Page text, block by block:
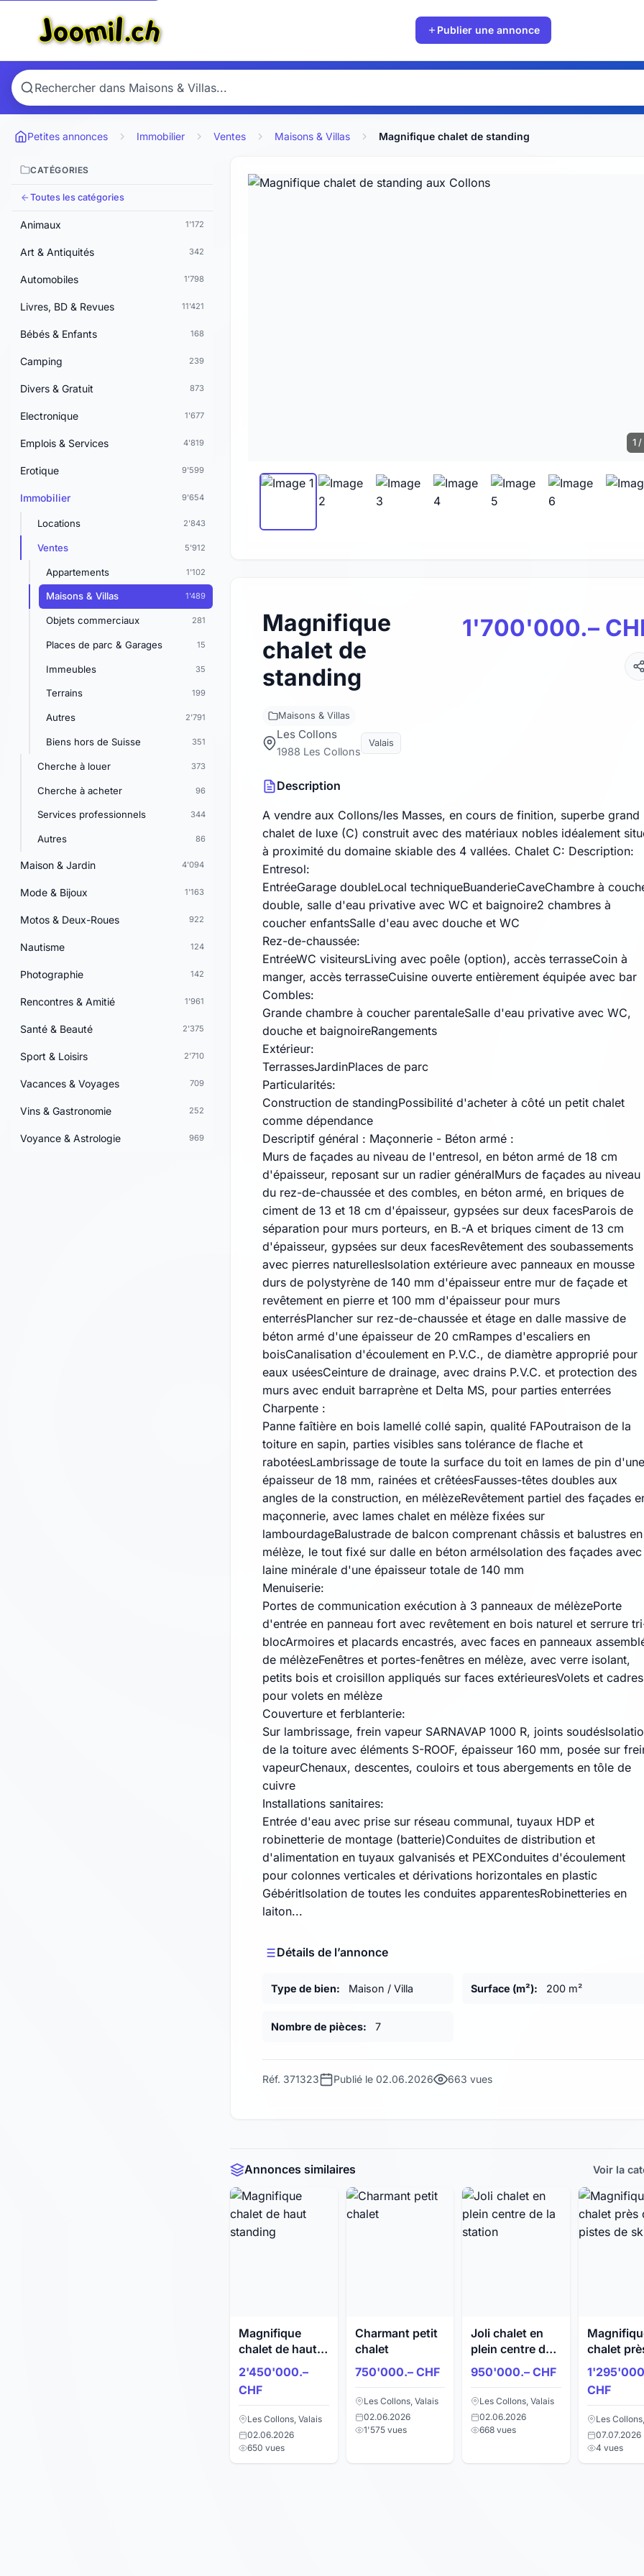
Publier une annonce
Petites annonces Immobilier Ventes Maisons & Villas Magnifique chalet de standing
CATÉGORIES
Toutes les catégories
Animaux 1'172
Art & Antiquités 342
Automobiles 1'798
Livres, BD & Revues 11'421
Bébés & Enfants 168
Camping 239
Divers & Gratuit 873
Electronique 1'677
Emplois & Services 4'819
Erotique 9'599
Immobilier 9'654
Locations 2'843
Ventes 5'912
Appartements 1'102
Maisons & Villas 1'489
Objets commerciaux 281
Places de parc & Garages 15
Immeubles 35
Terrains 199
Autres 2'791
Biens hors de Suisse 351
Cherche à louer 373
Cherche à acheter 96
Services professionnels 344
Autres 86
Maison & Jardin 4'094
Mode & Bijoux 1'163
Motos & Deux-Roues 922
Nautisme 124
Photographie 142
Rencontres & Amitié 1'961
Santé & Beauté 2'375
Sport & Loisirs 2'710
Vacances & Voyages 709
Vins & Gastronomie 252
Voyance & Astrologie 969
1 /
Magnifique
chalet de
standing
1'700'000.–
Maisons & Villas
Les Collons
1988 Les Collons
Valais
Description
A vendre aux Collons/les Masses, en cours de finition, superbe grand
chalet de luxe (C) construit avec des matériaux nobles idéalement
à proximité du domaine skiable des 4 vallées. Chalet C: Description:
Entresol:
EntréeGarage doubleLocal techniqueBuanderieCaveChambre à
double, salle d'eau privative avec WC et baignoire2 chambres à
coucher enfantsSalle d'eau avec douche et WC
Rez-de-chaussée:
EntréeWC visiteursLiving avec poêle (option), accès terrasseCoin à
manger, accès terrasseCuisine ouverte entièrement équipée avec bar
Combles:
Grande chambre à coucher parentaleSalle d'eau privative avec WC,
douche et baignoireRangements
Extérieur:
TerrassesJardinPlaces de parc
Particularités:
Construction de standingPossibilité d'acheter à côté un petit chalet
comme dépendance
Descriptif général : Maçonnerie - Béton armé :
Murs de façades au niveau de l'entresol, en béton armé de 18 cm
d'épaisseur, reposant sur un radier généralMurs de façades au niveau
du rez-de-chaussée et des combles, en béton armé, en briques de
ciment de 13 et 18 cm d'épaisseur, gypsées sur deux facesParois de
séparation pour murs porteurs, en B.-A et briques ciment de 13 cm
d'épaisseur, gypsées sur deux facesRevêtement des soubassements
avec pierres naturellesIsolation extérieure avec panneaux en mousse
durs de polystyrène de 140 mm d'épaisseur entre mur de façade et
revêtement en pierre et 100 mm d'épaisseur pour murs
enterrésPlancher sur rez-de-chaussée et étage en dalle massive de
béton armé d'une épaisseur de 20 cmRampes d'escaliers en
boisCanalisation d'écoulement en P.V.C., de diamètre approprié pour
eaux uséesCeinture de drainage, avec drains P.V.C. et protection des
murs avec enduit barraprène et Delta MS, pour parties enterrées
Charpente :
Panne faîtière en bois lamellé collé sapin, qualité FAPoutraison de la
toiture en sapin, parties visibles sans tolérance de flache et
rabotéesLambrissage de toute la surface du toit en lames de pin d'une
épaisseur de 18 mm, rainées et crêtéesFausses-têtes doubles aux
angles de la construction, en mélèzeRevêtement partiel des façades
maçonnerie, avec lames chalet en mélèze fixées sur
lambourdageBalustrade de balcon comprenant châssis et balustres en
mélèze, le tout fixé sur dalle en béton arméIsolation des façades avec
laine minérale d'une épaisseur totale de 140 mm
Menuiserie:
Portes de communication exécution à 3 panneaux de mélèzePorte
d'entrée en panneau fort avec revêtement en bois naturel et serrure
blocArmoires et placards encastrés, avec faces en panneaux
de mélèzeFenêtres et portes-fenêtres en mélèze, avec verre isolant,
petits bois et croisillon appliqués sur faces extérieuresVolets et cadres
pour volets en mélèze
Couverture et ferblanterie:
Sur lambrissage, frein vapeur SARNAVAP 1000 R, joints
de la toiture avec éléments S-ROOF, épaisseur 160 mm, posée sur
vapeurChenaux, descentes, couloirs et tous abergements en tôle de
cuivre
Installations sanitaires:
Entrée d'eau avec prise sur réseau communal, tuyaux HDP et
robinetterie de montage (batterie)Conduites de distribution et
d'alimentation en tuyaux galvanisés et PEXConduites d'écoulement
pour colonnes verticales et dérivations horizontales en plastic
GébéritIsolation de toutes les conduites apparentesRobinetteries en
laiton...
Détails de l’annonce
Type de bien: Maison / Villa Surface (m²): 200 m²
Nombre de pièces: 7
Réf. 371323 Publié le 02.06.2026 663 vues
Annonces similaires Voir la
Magnifique
chalet de haut
standing
2'450'000.–
CHF
Les Collons, Valais
02.06.2026
650 vues
Charmant petit
chalet
750'000.– CHF
Les Collons, Valais
02.06.2026
1'575 vues
Joli chalet en
plein centre de
la station
950'000.– CHF
Les Collons, Valais
02.06.2026
668 vues
chalet
pistes de
CHF
Les
07.07.2026
4 vues